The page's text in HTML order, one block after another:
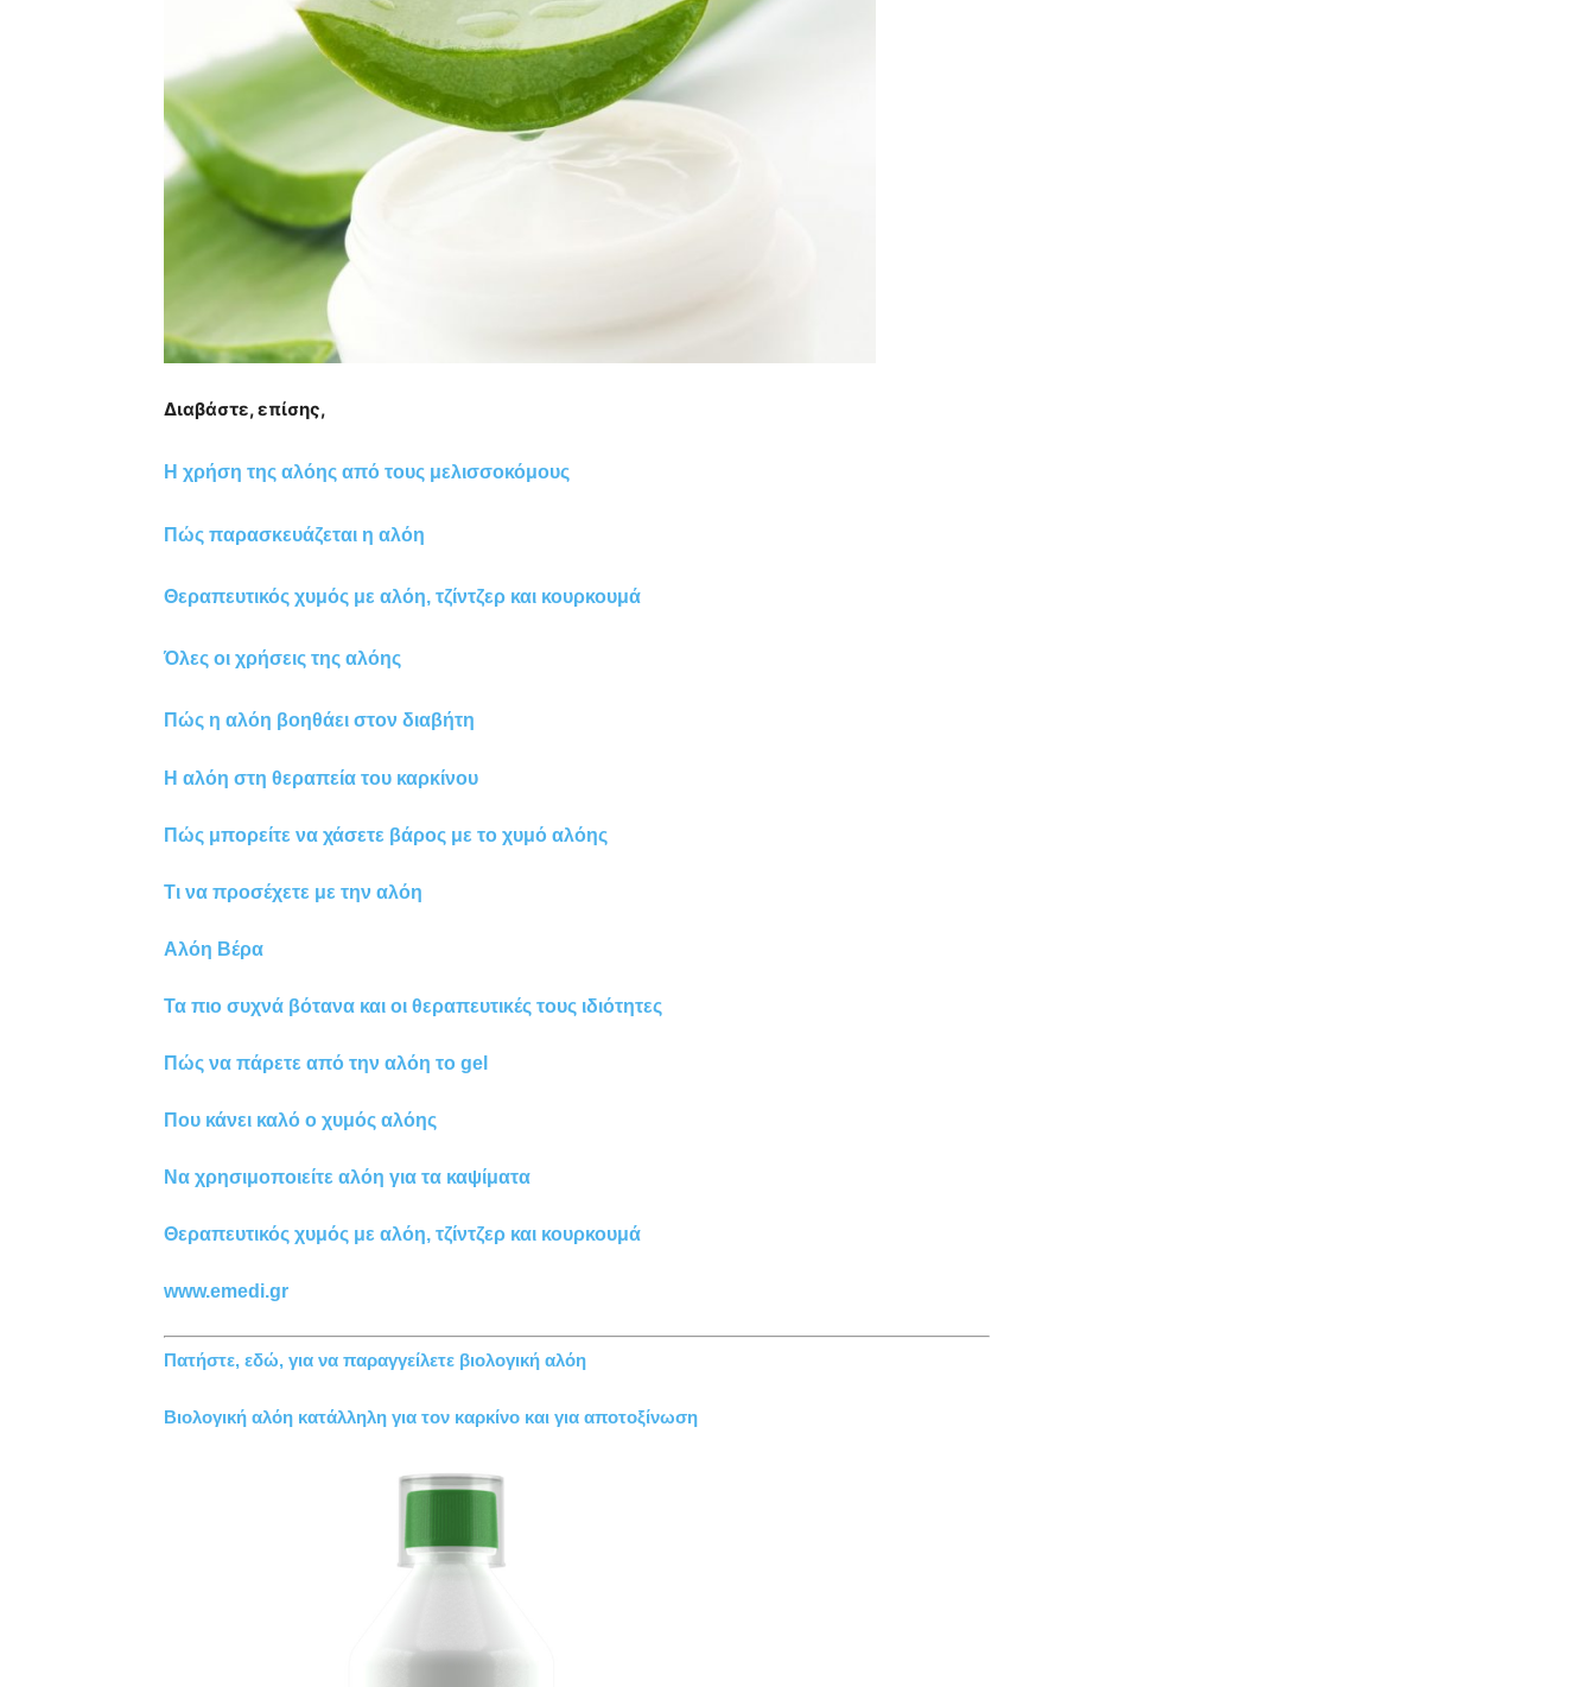
Διαβάστε, επίσης,
Η χρήση της αλόης από τους μελισσοκόμους
Πώς παρασκευάζεται η αλόη
Θεραπευτικός χυμός με αλόη, τζίντζερ και κουρκουμά
Όλες οι χρήσεις της αλόης
Πώς η αλόη βοηθάει στον διαβήτη
Η αλόη στη θεραπεία του καρκίνου
Πώς μπορείτε να χάσετε βάρος με το χυμό αλόης
Τι να προσέχετε με την αλόη
Αλόη Βέρα
Τα πιο συχνά βότανα και οι θεραπευτικές τους ιδιότητες
Πώς να πάρετε από την αλόη το gel
Που κάνει καλό ο χυμός αλόης
Να χρησιμοποιείτε αλόη για τα καψίματα
Θεραπευτικός χυμός με αλόη, τζίντζερ και κουρκουμά
www.emedi.gr
Πατήστε, εδώ, για να παραγγείλετε βιολογική αλόη
Βιολογική αλόη κατάλληλη για τον καρκίνο και για αποτοξίνωση